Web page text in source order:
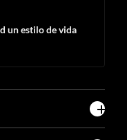
un estilo de vida